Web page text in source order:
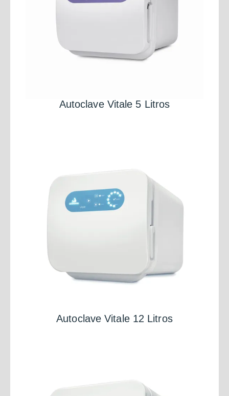
Autoclave Vitale 5 Litros
Autoclave Vitale 12 Litros